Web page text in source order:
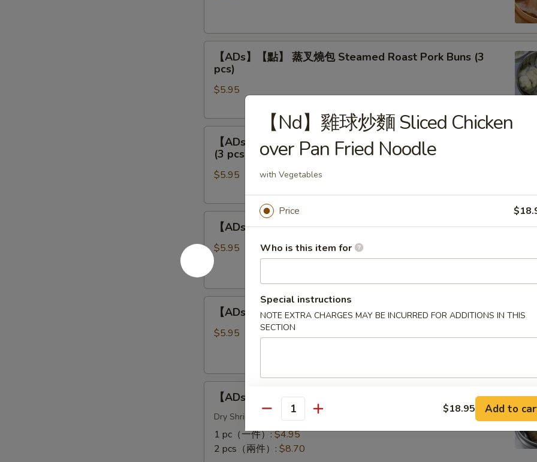
Shrimp
Dumpling
pcs)
【ADs】
【點】
包
Steamed
Roast
Pork
Buns
pcs)
【ADs】【點】 蒸叉燒包 Steamed Roast Pork Buns (3
pcs)
$5.95
【ADs】
【點】
卷
Steamed
Bean
Curd
Meat
Rolls
(3
pcs)
【ADs】【點】蒸鲜竹卷 Steamed Bean Curd Meat Rolls
(3 pcs)
$5.95
【ADs】
【點】
蒸
爪
Steamed
Chicken
Feet
【ADs】【點】蒸鳳爪 Steamed Chicken Feet
$5.95
【ADs】
【點】
骨
Steamed
Pork
Rib
Tips
【ADs】【點】蒸小排骨 Steamed Pork Rib Tips
$5.95
【ADs】
【點】【ADs】【點】珍珠糯米雞 Lotus Wrapped Sticky Rice
Dry Shrimp & Meat Filling
1 pc（一件）:$4.95
2 pcs（兩件）: $8.70
【Nd】雞球炒麵 Sliced Chicken
over Pan Fried Noodle
with Vegetables
Price
Who is this item for
Special instructions
NOTE EXTRA CHARGES MAY BE INCURRED FOR ADDITIONS IN THIS
SECTION
Quantity $18.95 Add to